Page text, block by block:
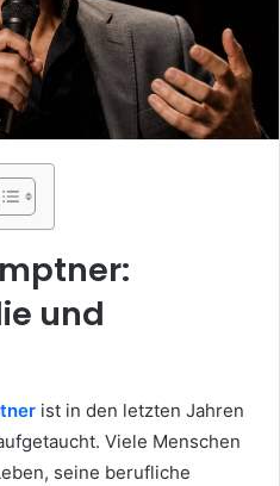
und
ist in den letzten Jahren
Viele Menschen
seine berufliche